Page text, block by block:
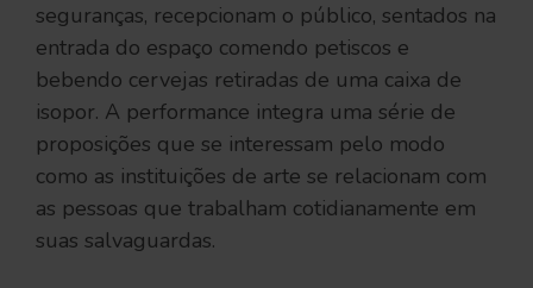
seguranças, recepcionam o público, sentados na
entrada do espaço comendo petiscos e
bebendo cervejas retiradas de uma caixa de
isopor. A performance integra uma série de
proposições que se interessam pelo modo
como as instituições de arte se relacionam com
as pessoas que trabalham cotidianamente em
suas salvaguardas.